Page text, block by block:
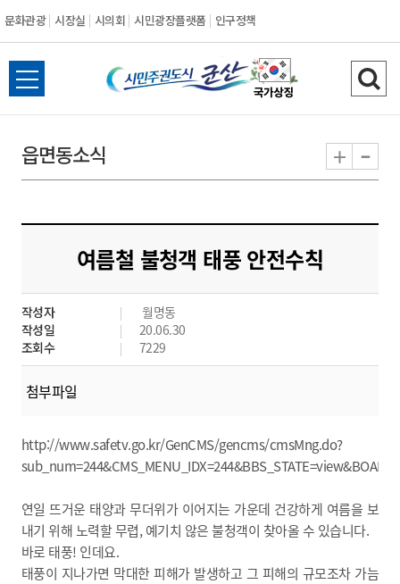
문화관광 시장실 시의회 시민광장플랫폼 인구정책
시
민
도
시
군
산
전
체
뉴
열
검
색
기
읍면동소식 + -
여름철 불청객 태풍 안전수칙
작성자
월명동
작성일
20.06.30
조회수
7229
첨부파일
http://www.safetv.go.kr/GenCMS/gencms/cmsMng.do?
연일 뜨거운 태양과 무더위가 이어지는 가운데 건강하게 여름을 보
내기 위해 노력할 무렵, 예기치 않은 불청객이 찾아올 수 있습니다.
바로 태풍! 인데요.
태풍이 지나가면 막대한 피해가 발생하고 그 피해의 규모조차 가늠